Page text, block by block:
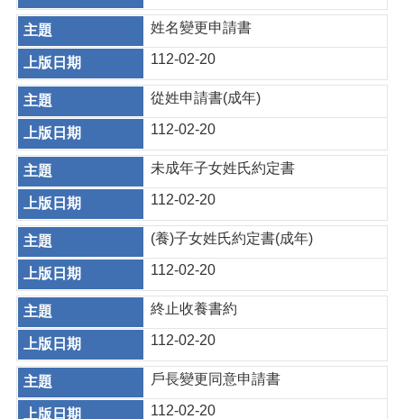
姓名變更申請書
112-02-20
從姓申請書(成年)
112-02-20
未成年子女姓氏約定書
112-02-20
(養)子女姓氏約定書(成年)
112-02-20
終止收養書約
112-02-20
戶長變更同意申請書
112-02-20